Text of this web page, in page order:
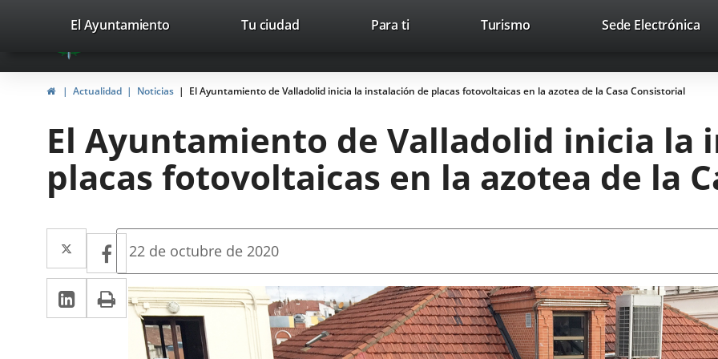
Portal
Web
del
Valladolid
avaTop Trabaja con nosotros Contacto
valladolid.es
El Ayuntamiento Tu ciudad Para ti TurismoEste
abrirá
en
ventana
nueva.
Sede Electrónica
InicioActualidad Noticias El Ayuntamiento de Valladolid inicia la instalación de placas fotovoltaicas en la azotea de la Casa Consistorial
El Ayuntamiento de Valladolid inicia la
placas fotovoltaicas en la azotea de la
Twitter
Enlace
a
una
aplicación
Facebook
Enlace
a
una
aplicación
LinkedIn
Enlace
a
Imprimir
Fecha
la
noticia
22 de octubre de 2020